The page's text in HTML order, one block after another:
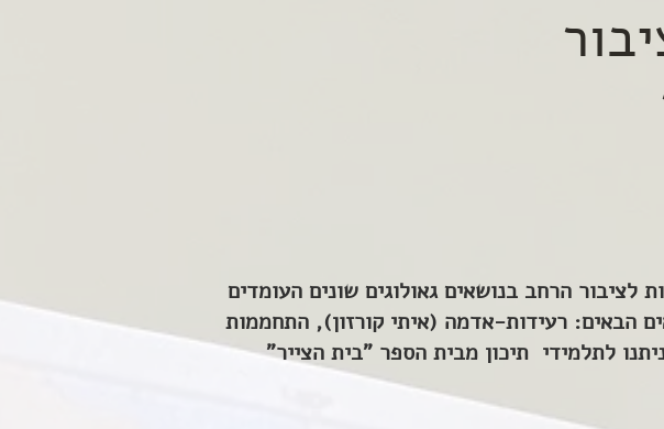
הרחב בנושאים גאולוגים שונים העומדים
הבאים: רעידות-אדמה (איתי קורזון), התחממות
לתלמידי תיכון מבית הספר "בית הצייר"